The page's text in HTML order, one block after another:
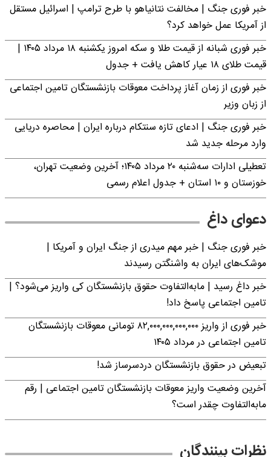
خبر فوری جنگ | مخالفت نتانیاهو با طرح ترامپ | اسرائیل مستقل
از آمریکا عمل خواهد کرد؟
خبر فوری شبانه از قیمت طلا و سکه امروز یکشنبه ۱۸ مرداد ۱۴۰۵ |
قیمت طلای ۱۸ عیار کاهش یافت + جدول
خبر فوری از زمان آغاز پرداخت معوقات بازنشستگان تامین اجتماعی
از زبان وزیر
خبر فوری جنگ | ادعای تازه سنتکام درباره ایران | محاصره دریایی
وارد مرحله جدید شد
تعطیلی ادارات سه‌شنبه ۲۰ مرداد ۱۴۰۵؛ آخرین وضعیت تهران،
خوزستان و ۱۰ استان + جدول اعلام رسمی
دعوای داغ
خبر فوری جنگ | خبر مهم میدری از جنگ ایران و آمریکا |
موشک‌های ایران به واشنگتن رسیدند
خبر داغ رسید | مابه‌التفاوت حقوق بازنشستگان کی واریز می‌شود؟ |
تامین اجتماعی پاسخ داد!
خبر فوری از واریز ۸۲,۰۰۰,۰۰۰,۰۰۰,۰۰۰ تومانی معوقات بازنشستگان
تامین اجتماعی در مرداد ۱۴۰۵
تبعیض در حقوق بازنشستگان دردسرساز شد!
آخرین وضعیت واریز معوقات بازنشستگان تامین اجتماعی | رقم
مابه‌التفاوت چقدر است؟
نظرات بینندگان